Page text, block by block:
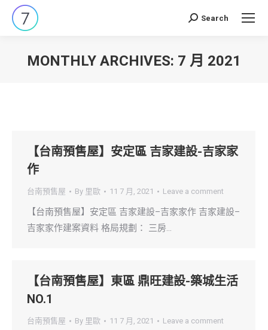
Search:
Search
MONTHLY ARCHIVES: 7 月 2021
【台南預售屋】安定區 吉家建設-吉家家
作
台南預售屋 By 里歐 11 7 月, 2021 Leave a comment
【台南預售屋】安定區 吉家建設–吉家家作 吉家建設–
吉家家作建案資料 格局規劃： 三房…
【台南預售屋】東區 鼎旺建設-築城生活
NO.1
台南預售屋 By 里歐 11 7 月, 2021 Leave a comment